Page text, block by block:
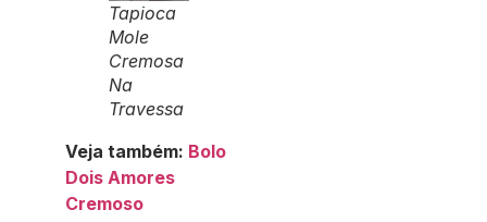
Tapioca
Mole
Cremosa
Na
Travessa
Veja também: Bolo
Dois Amores
Cremoso